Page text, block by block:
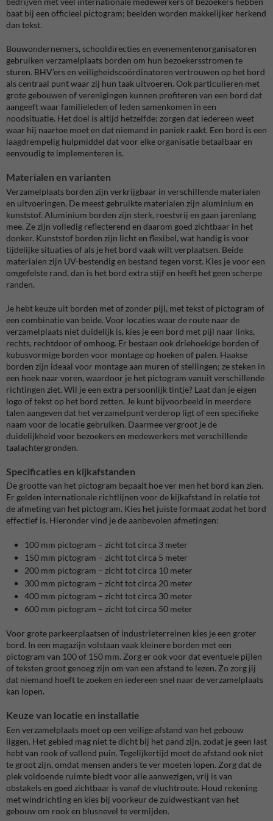
baat bij een officieel pictogram; beelden worden makkelijker herkend
dan tekst.
Bouwondernemers, schooldirecties en evenementenorganisatoren
gebruiken verzamelplaats borden om hun bezoekersstromen te
sturen. BHV’ers en veiligheidscoördinatoren vertrouwen op het bord
als centraal punt waar zij hun taak uitvoeren. Ook particulieren met
grote gebouwen of verenigingen kunnen profiteren van een bord dat
aangeeft waar familieleden of leden samenkomen in een
noodsituatie. Het doel is altijd hetzelfde: zorgen dat iedereen weet
waar hij naartoe moet en dat niemand in paniek raakt. Een bord is een
laagdrempelig hulpmiddel dat voor elke organisatie betaalbaar en
eenvoudig te implementeren is.
Materialen en varianten
Verzamelplaats borden zijn verkrijgbaar in verschillende materialen
en uitvoeringen. De meest gebruikte materialen zijn aluminium en
kunststof. Aluminium borden zijn sterk, roestvrij en gaan jarenlang
mee. Ze zijn volledig reflecterend en daarom goed zichtbaar in het
donker. Kunststof borden zijn licht en flexibel, wat handig is voor
tijdelijke situaties of als je het bord vaak wilt verplaatsen. Beide
materialen zijn UV-bestendig en bestand tegen vorst. Kies je voor een
omgefelste rand, dan is het bord extra stijf en heeft het geen scherpe
randen.
Je hebt keuze uit borden met of zonder pijl, met tekst of pictogram of
een combinatie van beide. Voor locaties waar de route naar de
verzamelplaats niet duidelijk is, kies je een bord met pijl naar links,
rechts, rechtdoor of omhoog. Er bestaan ook driehoekige borden of
kubusvormige borden voor montage op hoeken of palen. Haakse
borden zijn ideaal voor montage aan muren of stellingen; ze steken in
een hoek naar voren, waardoor je het pictogram vanuit verschillende
richtingen ziet. Wil je een extra persoonlijk tintje? Laat dan je eigen
logo of tekst op het bord zetten. Je kunt bijvoorbeeld in meerdere
talen aangeven dat het verzamelpunt verderop ligt of een specifieke
naam voor de locatie gebruiken. Daarmee vergroot je de
duidelijkheid voor bezoekers en medewerkers met verschillende
taalachtergronden.
Specificaties en kijkafstanden
De grootte van het pictogram bepaalt hoe ver men het bord kan zien.
Er gelden internationale richtlijnen voor de kijkafstand in relatie tot
de afmeting van het pictogram. Kies het juiste formaat zodat het bord
effectief is. Hieronder vind je de aanbevolen afmetingen:
100 mm pictogram – zicht tot circa 3 meter
150 mm pictogram – zicht tot circa 5 meter
200 mm pictogram – zicht tot circa 10 meter
300 mm pictogram – zicht tot circa 20 meter
400 mm pictogram – zicht tot circa 30 meter
600 mm pictogram – zicht tot circa 50 meter
Voor grote parkeerplaatsen of industrieterreinen kies je een groter
bord. In een magazijn volstaan vaak kleinere borden met een
pictogram van 100 of 150 mm. Zorg er ook voor dat eventuele pijlen
of teksten groot genoeg zijn om van een afstand te lezen. Zo zorg jij
dat niemand hoeft te zoeken en iedereen snel naar de verzamelplaats
kan lopen.
Keuze van locatie en installatie
Een verzamelplaats moet op een veilige afstand van het gebouw
liggen. Het gebied mag niet te dicht bij het pand zijn, zodat je geen last
hebt van rook of vallend puin. Tegelijkertijd moet de afstand ook niet
te groot zijn, omdat mensen anders te ver moeten lopen. Zorg dat de
plek voldoende ruimte biedt voor alle aanwezigen, vrij is van
obstakels en goed zichtbaar is vanaf de vluchtroute. Houd rekening
met windrichting en kies bij voorkeur de zuidwestkant van het
gebouw om rook en blusnevel te vermijden.